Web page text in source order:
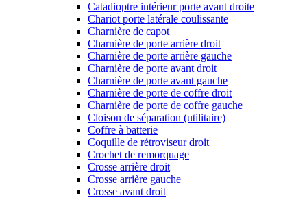
Catadioptre intérieur porte avant droite
Chariot porte latérale coulissante
Charnière de capot
Charnière de porte arrière droit
Charnière de porte arrière gauche
Charnière de porte avant droit
Charnière de porte avant gauche
Charnière de porte de coffre droit
Charnière de porte de coffre gauche
Cloison de séparation (utilitaire)
Coffre à batterie
Coquille de rétroviseur droit
Crochet de remorquage
Crosse arrière droit
Crosse arrière gauche
Crosse avant droit